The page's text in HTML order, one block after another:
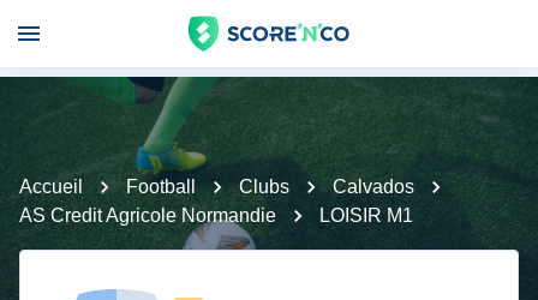
Accueil Football Clubs
Calvados
AS Credit Agricole Normandie
LOISIR M1